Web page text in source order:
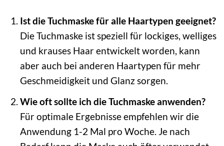
Ist die Tuchmaske für alle Haartypen geeignet?
Die Tuchmaske ist speziell für lockiges, welliges
und krauses Haar entwickelt worden, kann
aber auch bei anderen Haartypen für mehr
Geschmeidigkeit und Glanz sorgen.
Wie oft sollte ich die Tuchmaske anwenden?
Für optimale Ergebnisse empfehlen wir die
Anwendung 1-2 Mal pro Woche. Je nach